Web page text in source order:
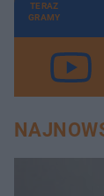
TERAZ
GRAMY